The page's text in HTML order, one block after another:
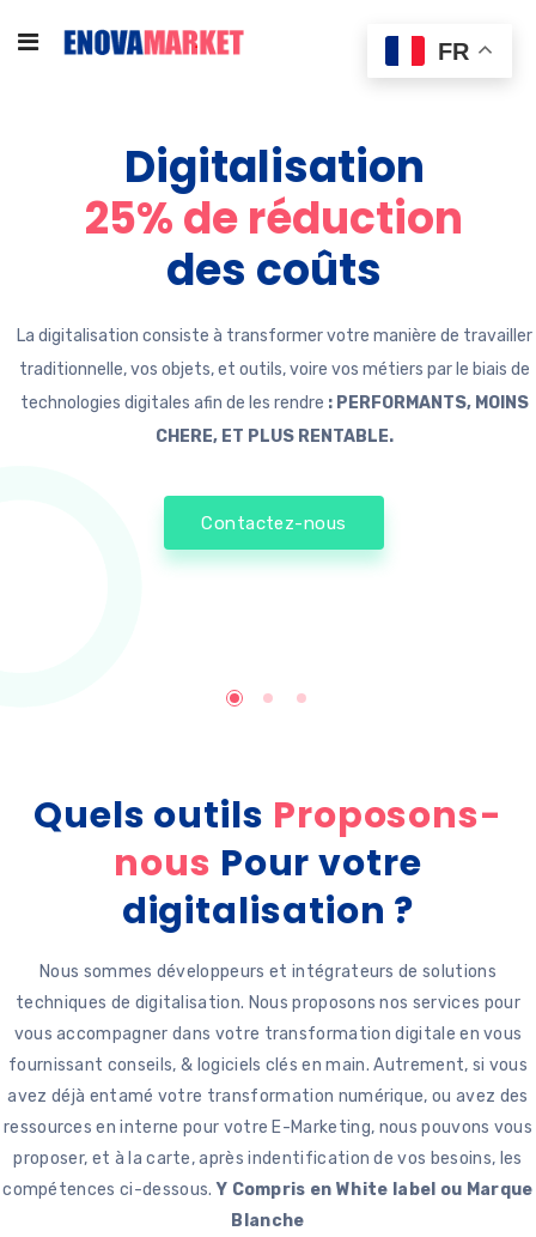
FR
Digitalisation
25% de réduction
des coûts
La digitalisation consiste à transformer votre manière de travailler
traditionnelle, vos objets, et outils, voire vos métiers par le biais de
technologies digitales afin de les rendre : PERFORMANTS, MOINS
CHERE, ET PLUS RENTABLE.
Contactez-nous
Quels outils Proposons-
nous Pour votre
digitalisation ?
Nous sommes développeurs et intégrateurs de solutions
techniques de digitalisation. Nous proposons nos services pour
vous accompagner dans votre transformation digitale en vous
fournissant conseils, & logiciels clés en main.Autrement, si vous
avez déjà entamé votre transformation numérique, ou avez des
ressources en interne pour votre E-Marketing, nous pouvons vous
proposer, et à la carte, après indentification de vos besoins, les
compétences ci-dessous.Y Compris en White label ou Marque
Blanche